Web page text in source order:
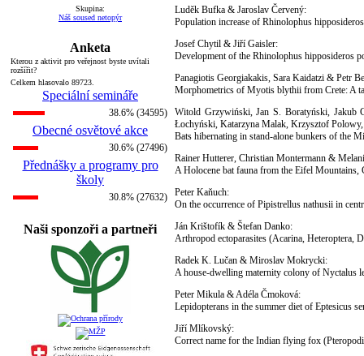
Skupina:
Náš soused netopýr
Anketa
Kterou z aktivit pro veřejnost byste uvítali
rozšířit?
Celkem hlasovalo 89723.
Speciální semináře
38.6% (34595)
Obecné osvětové akce
30.6% (27496)
Přednášky a programy pro
školy
30.8% (27632)
Naši sponzoři a partneři
Luděk Bufka & Jaroslav Červený:
Population increase of Rhinolophus
Josef Chytil & Jiří Gaisler:
Development of the Rhinolophus hipposideros
Panagiotis Georgiakakis, Sara Kaidatzi & Petr
Morphometrics of Myotis blythii from Crete: A
Witold Grzywiński, Jan S. Boratyński, Jakub
Łochyński, Katarzyna Malak, Krzysztof
Bats hibernating in stand-alone bunkers of the
Rainer Hutterer, Christian Montermann &
A Holocene bat fauna from the Eifel
Peter Kaňuch:
On the occurrence of Pipistrellus nathusii in
Ján Krištofík & Štefan Danko:
Arthropod ectoparasites (Acarina, Heteroptera,
Radek K. Lučan & Miroslav Mokrycki:
A house-dwelling maternity colony of Nyctalus
Peter Mikula & Adéla Čmoková:
Lepidopterans in the summer diet of Eptesicus
Jiří Mlíkovský:
Correct name for the Indian flying fox